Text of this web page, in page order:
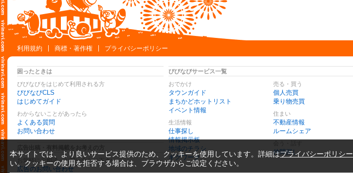
利用規約
商標・著作権 プライバシーポリシー
困ったときは
びびなびをはじめて利用される方
びびなびCLS
はじめてガイド
わからないことがあったら
よくある質問
お問い合わせ
お気軽にご相談・お問い合わせ下さい
広告のお問い合わせ
びびなびサービス一覧
おでかけ
タウンガイド
まちかどホットリスト
イベント情報
生活情報
仕事探し
情報掲示板
地域のチラシ
ギグワーク
売る・買う
個人売買
乗り物売買
住まい
不動産情報
ルームシェア
仲間探し
本サイトでは、より良いサービス提供のため、クッキーを使用しています。詳細はプライバシーポリシー
い。クッキーの使用を拒否する場合は、ブラウザからご設定ください。